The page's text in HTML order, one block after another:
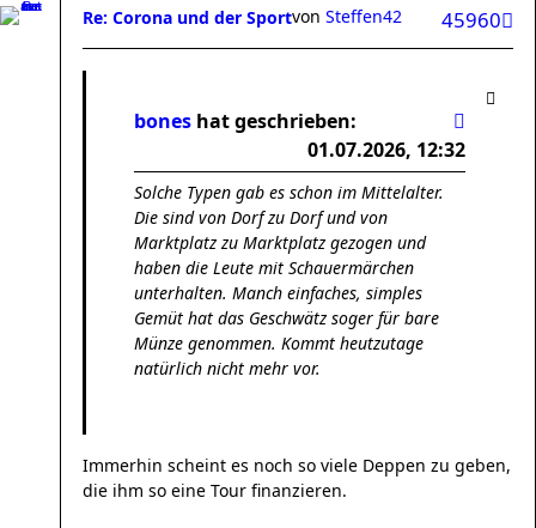
Re: Corona und der Sport 45960
von Steffen42
bones hat geschrieben:
01.07.2026, 12:32
Solche Typen gab es schon im Mittelalter.
Die sind von Dorf zu Dorf und von
Marktplatz zu Marktplatz gezogen und
haben die Leute mit Schauermärchen
unterhalten. Manch einfaches, simples
Gemüt hat das Geschwätz soger für bare
Münze genommen. Kommt heutzutage
natürlich nicht mehr vor.
Immerhin scheint es noch so viele Deppen zu geben,
die ihm so eine Tour finanzieren.